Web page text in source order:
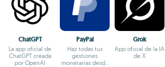
ChatGPT
La app oficial de
ChatGPT creada
por OpenAI
PayPal
Haz todas tus
gestiones
monetarias desde
Grok
App oficial de la IA
de X